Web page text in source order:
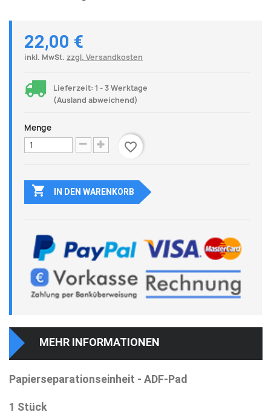
22,00 €
inkl. MwSt. zzgl. Versandkosten
Lieferzeit: 1 - 3 Werktage
(Ausland abweichend)
Menge
favorite_border
 IN DEN WARENKORB
MEHR INFORMATIONEN
Papierseparationseinheit - ADF-Pad
1 Stück